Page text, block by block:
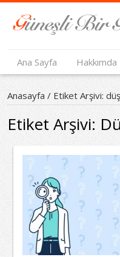
Ana Sayfa Hakkımda
Anasayfa/ Etiket Arşivi:
Etiket Arşivi: